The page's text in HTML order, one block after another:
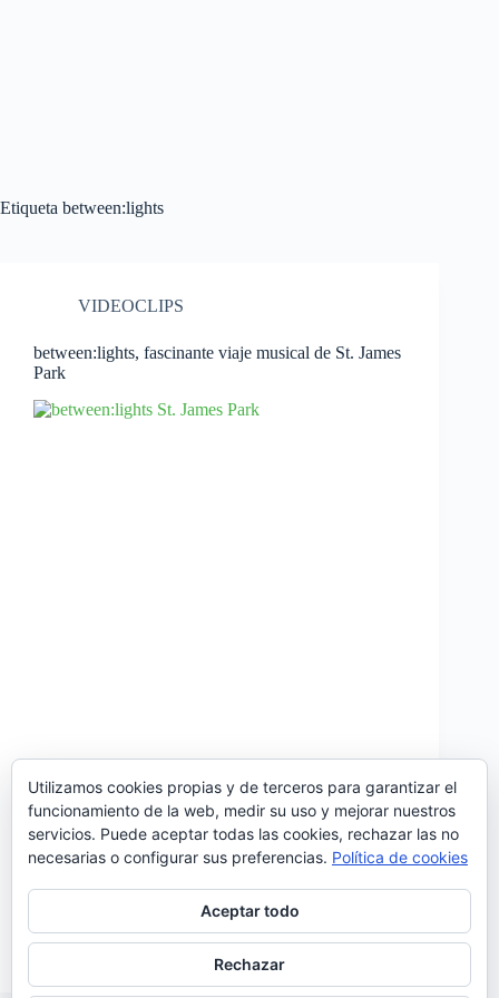
Etiqueta between:lights
VIDEOCLIPS
between:lights, fascinante viaje musical de St. James
Park
‘between:lights’ es el nuevo tema de St. James Park.
16 minutos de música que nos llevan de la mano por
un intenso y oscuro viaje por nuestros propios
abismos emocionales. Una travesía sonora que
aunque se torne a veces melancólica…
Noemí Sánchez
22/07/2020
Utilizamos cookies propias y de terceros para garantizar el
funcionamiento de la web, medir su uso y mejorar nuestros
servicios. Puede aceptar todas las cookies, rechazar las no
necesarias o configurar sus preferencias. Política de cookies
Aceptar todo
Rechazar